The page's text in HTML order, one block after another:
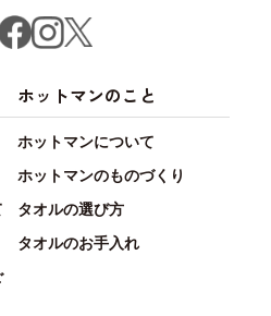
ホットマンのこと
ホットマンについて
ホットマンのものづくり
タオルの選び方
タオルのお手入れ